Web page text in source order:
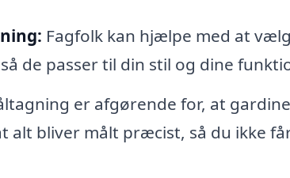
Fagfolk kan hjælpe med at
de passer til din stil og dine
er afgørende for, at
alt bliver målt præcist, så du ikke